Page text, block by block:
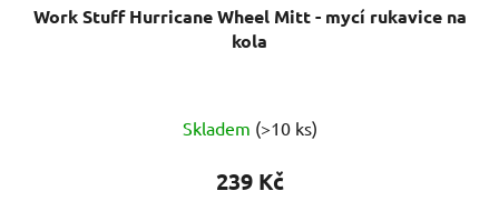
Work Stuff Hurricane Wheel Mitt - mycí rukavice na
kola
hodnocení
produktu
Skladem (>10 ks)
239 Kč